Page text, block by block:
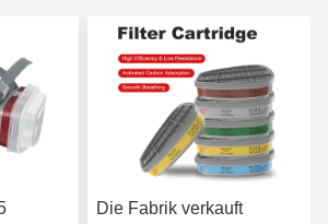
Die Fabrik verkauft